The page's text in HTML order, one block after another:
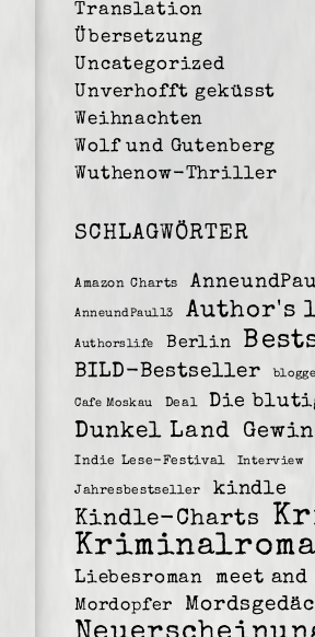
Translation
Übersetzung
Uncategorized
Unverhofft geküsst
Weihnachten
Wolf und Gutenberg
Wuthenow-Thriller
SCHLAGWÖRTER
Amazon Charts
AnneundPaul13 Author's
Authorslife Berlin
BILD-Bestseller
Cafe Moskau Deal Die
Dunkel Land
Indie Lese-Festival Interview
Jahresbestseller kindle
Kindle-Charts
Liebesroman meet
Mordopfer